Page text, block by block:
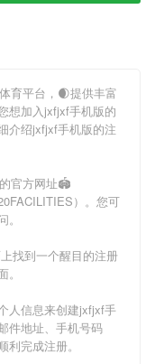
育平台，🌒提供丰富
想加入jxfjxf手机版的
介绍jxfjxf手机版的注
的官方网址🏟
）。您可
找到一个醒目的注册
人信息来创建jxfjxf手
件地址、手机号码
完成注册。